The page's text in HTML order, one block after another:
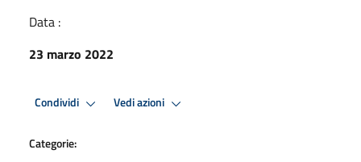
Data :
23 marzo 2022
Condividi Vedi azioni
Categorie: